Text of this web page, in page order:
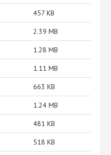
457 KB
2.39 MB
1.28 MB
1.11 MB
663 KB
1.24 MB
481 KB
518 KB